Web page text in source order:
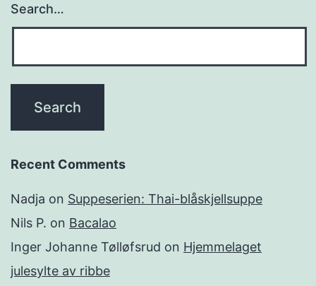
Search…
Recent Comments
Nadja on Suppeserien: Thai-blåskjellsuppe
Nils P. on Bacalao
Inger Johanne Tølløfsrud on Hjemmelaget
julesylte av ribbe